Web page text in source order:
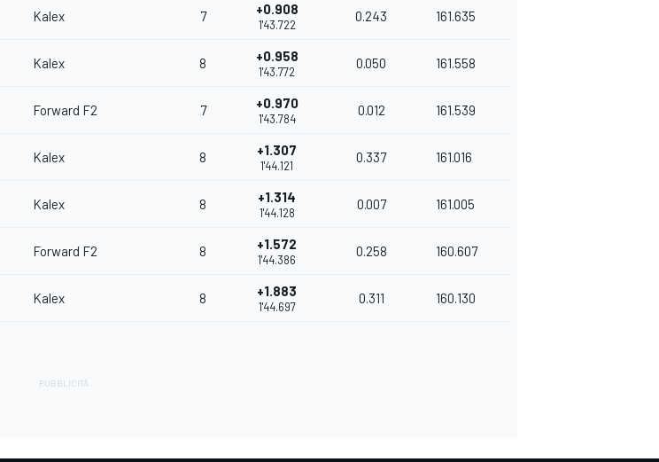
Kalex 7 +0.908
1'43.722
0.243 161.635
Kalex 8 +0.958
1'43.772
0.050 161.558
Forward F2 7 +0.970
1'43.784
0.012 161.539
Kalex 8 +1.307
1'44.121
0.337 161.016
Kalex 8 +1.314
1'44.128
0.007 161.005
Forward F2 8 +1.572
1'44.386
0.258 160.607
Kalex 8 +1.883
1'44.697
0.311 160.130